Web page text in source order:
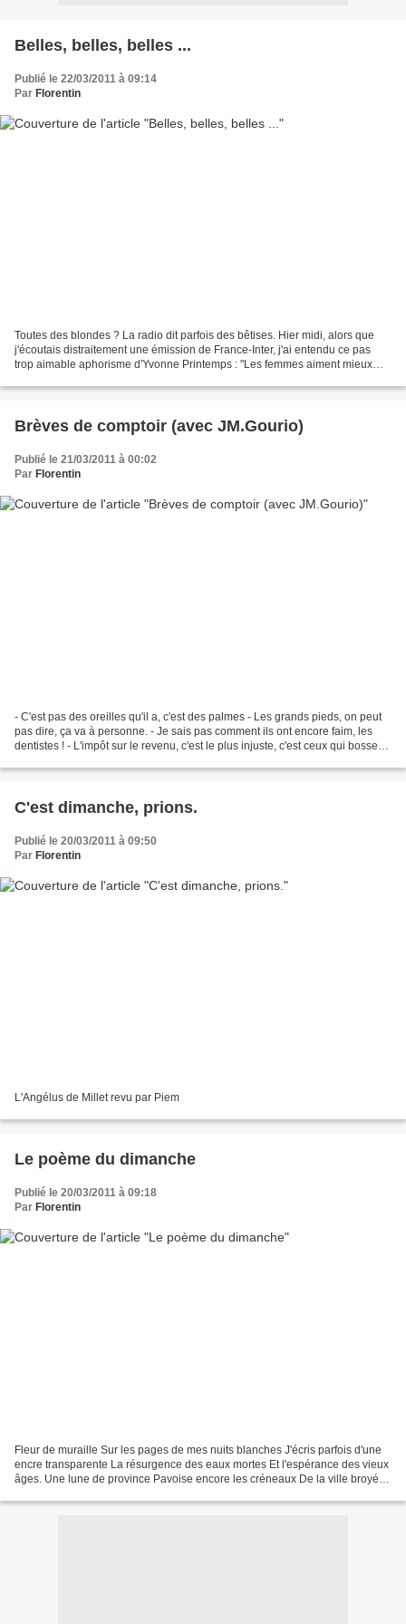
Belles, belles, belles ...
Publié le 22/03/2011 à 09:14
Par Florentin
Toutes des blondes ? La radio dit parfois des bêtises. Hier midi, alors que
j'écoutais distraitement une émission de France-Inter, j'ai entendu ce pas
trop aimable aphorisme d'Yvonne Printemps : "Les femmes aiment mieux
Brèves de comptoir (avec JM.Gourio)
Publié le 21/03/2011 à 00:02
Par Florentin
- C'est pas des oreilles qu'il a, c'est des palmes - Les grands pieds, on peut
pas dire, ça va à personne. - Je sais pas comment ils ont encore faim, les
dentistes ! - L'impôt sur le revenu, c'est le plus injuste, c'est ceux qui bossent
C'est dimanche, prions.
Publié le 20/03/2011 à 09:50
Par Florentin
L'Angélus de Millet revu par Piem
Le poème du dimanche
Publié le 20/03/2011 à 09:18
Par Florentin
Fleur de muraille Sur les pages de mes nuits blanches J'écris parfois d'une
encre transparente La résurgence des eaux mortes Et l'espérance des vieux
âges. Une lune de province Pavoise encore les créneaux De la ville broyée